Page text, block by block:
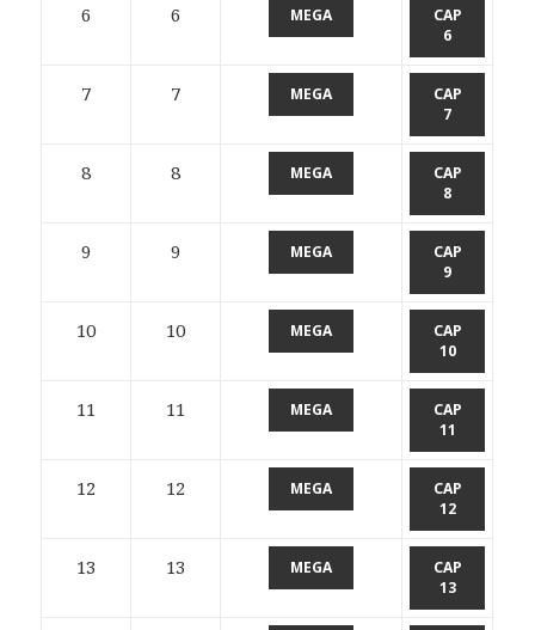
6 6 MEGA
CAP
6
7 7 MEGA
CAP
7
8 8 MEGA
CAP
8
9 9 MEGA
CAP
9
10 10 MEGA
CAP
10
11 11 MEGA
CAP
11
12 12 MEGA
CAP
12
13 13 MEGA
CAP
13